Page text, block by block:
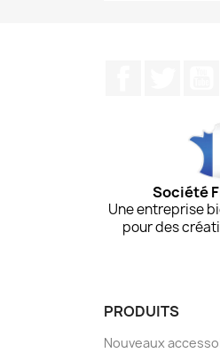
Société
Une entreprise
pour des
PRODUITS
Nouveaux